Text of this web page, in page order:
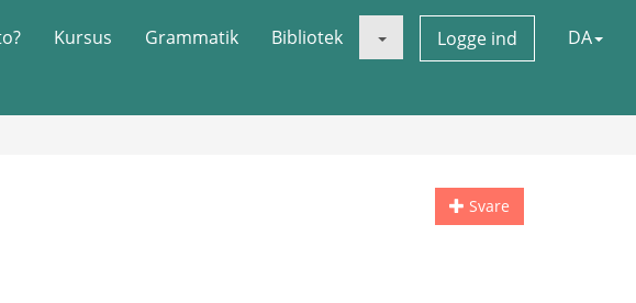
Kursus Grammatik Bibliotek Logge ind DA
Svare